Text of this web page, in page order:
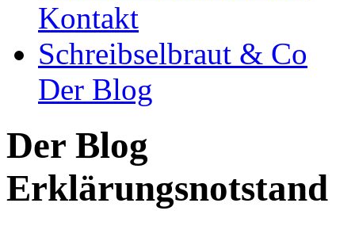
Kontakt
Schreibselbraut & Co
Der Blog
Der Blog
Erklärungsnotstand